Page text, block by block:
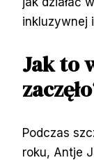
inkluzywnej
Jak to
Podczas
roku, Antje